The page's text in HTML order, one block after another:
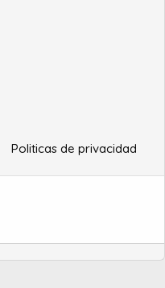
Politicas de privacidad